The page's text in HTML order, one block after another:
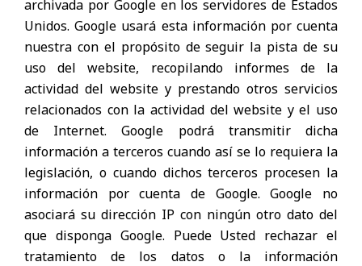
archivada por Google en los servidores de Estados
Unidos. Google usará esta información por cuenta
nuestra con el propósito de seguir la pista de su
uso del website, recopilando informes de la
actividad del website y prestando otros servicios
relacionados con la actividad del website y el uso
de Internet. Google podrá transmitir dicha
información a terceros cuando así se lo requiera la
legislación, o cuando dichos terceros procesen la
información por cuenta de Google. Google no
asociará su dirección IP con ningún otro dato del
que disponga Google. Puede Usted rechazar el
tratamiento de los datos o la información